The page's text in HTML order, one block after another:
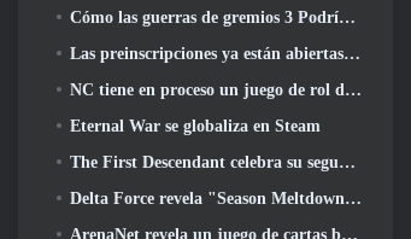
Cómo las guerras de gremios 3 Podría estar buscando innovar en el espacio MMO
Las preinscripciones ya están abiertas para MIRESI de Smilegate: Futuro invisible
NC tiene en proceso un juego de rol de Magical Girl con un estilo artístico inspirado en el anime de los 90
Eternal War se globaliza en Steam
The First Descendant celebra su segundo aniversario con Descendant Fest 2026 Arroyo
Delta Force revela "Season Meltdown", Anuncia la colaboración de Rainbow Six Siege
ArenaNet revela un juego de cartas basado en Guild Wars, Atado a la niebla